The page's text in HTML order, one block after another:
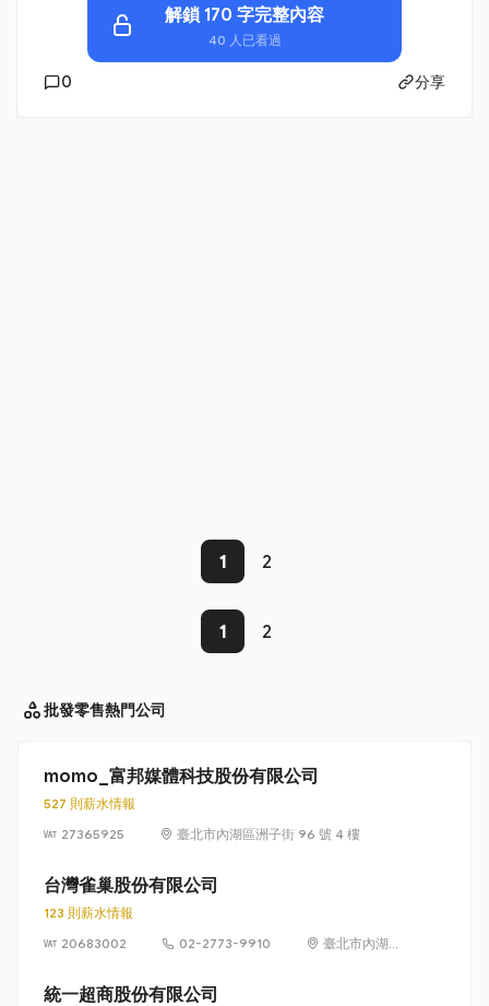
解鎖 170 字完整內容
40 人已看過
0 分享
1 2
1 2
批發零售熱門公司
momo_富邦媒體科技股份有限公司
527 則薪水情報
27365925
臺北市內湖區洲子街 96 號 4 樓
台灣雀巢股份有限公司
123 則薪水情報
20683002
02-2773-9910
臺北市內湖區
統一超商股份有限公司